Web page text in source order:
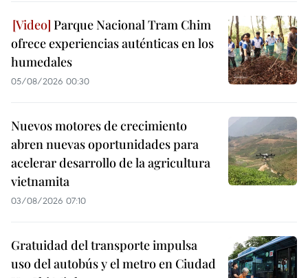
Parque Nacional Tram Chim
ofrece experiencias auténticas en los
humedales
05/08/2026 00:30
Nuevos motores de crecimiento
abren nuevas oportunidades para
acelerar desarrollo de la agricultura
vietnamita
03/08/2026 07:10
Gratuidad del transporte impulsa
uso del autobús y el metro en Ciudad